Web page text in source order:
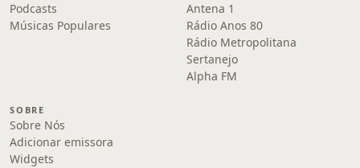
Podcasts
Músicas Populares
Antena 1
Rádio Anos 80
Rádio Metropolitana
Sertanejo
Alpha FM
SOBRE
Sobre Nós
Adicionar emissora
Widgets